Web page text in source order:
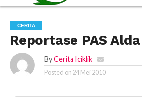
CERITA
Reportase PAS
By Cerita Iciklik
Posted on 24 Mei 2010